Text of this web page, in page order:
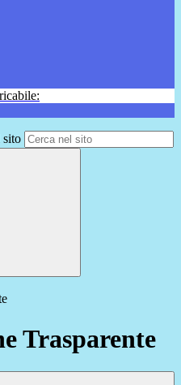
sito
Trasparente